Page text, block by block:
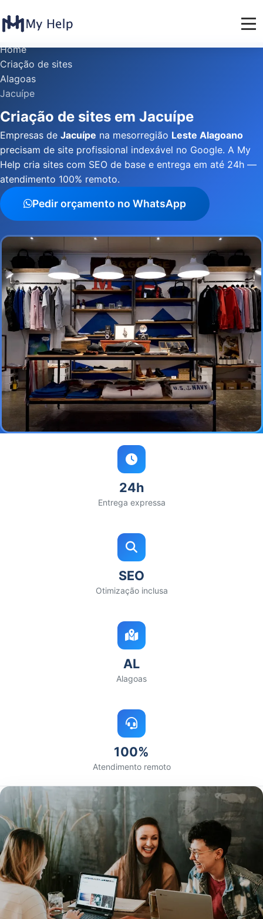
Home
Criação de sites
Alagoas
Jacuípe
Criação de sites em Jacuípe
Empresas de Jacuípe na mesorregião Leste Alagoano
precisam de site profissional indexável no Google. A My
Help cria sites com SEO de base e entrega em até 24h —
atendimento 100% remoto.
Pedir orçamento no WhatsApp
24h
Entrega expressa
SEO
Otimização inclusa
AL
Alagoas
100%
Atendimento remoto